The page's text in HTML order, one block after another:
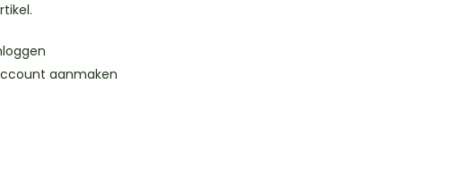
aanmaken